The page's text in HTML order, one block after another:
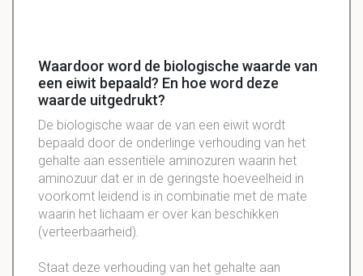
Waardoor word de biologische waarde van
een eiwit bepaald? En hoe word deze
waarde uitgedrukt?
De biologische waar de van een eiwit wordt
bepaald door de onderlinge verhouding van het
gehalte aan essentiële aminozuren waarin het
aminozuur dat er in de geringste hoeveelheid in
voorkomt leidend is in combinatie met de mate
waarin het lichaam er over kan beschikken
(verteerbaarheid).
Staat deze verhouding van het gehalte aan